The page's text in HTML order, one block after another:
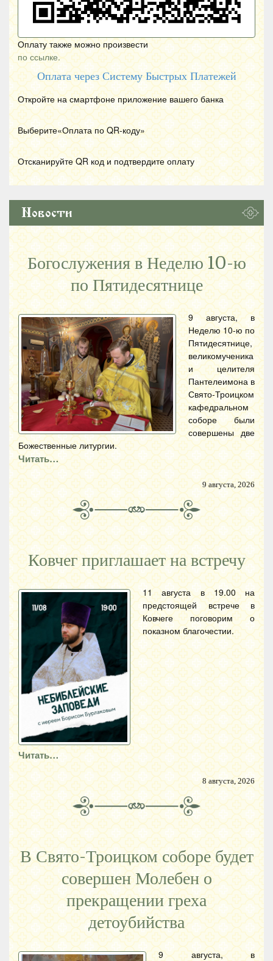
Оплату также можно произвести
по ссылке.
Оплата через Систему Быстрых Платежей
Откройте на смартфоне приложение вашего банка
Выберите«Оплата по QR-коду»
Отсканируйте QR код и подтвердите оплату
Новости
Богослужения в Неделю 10-ю
по Пятидесятнице
9 августа, в
Неделю 10-ю по
Пятидесятнице,
великомученика
и целителя
Пантелеимона в
Свято-Троицком
кафедральном
соборе были
совершены две
Божественные литургии.
Читать…
9 августа, 2026
Ковчег приглашает на встречу
11 августа в 19.00 на
предстоящей встрече в
Ковчеге поговорим о
показном благочестии.
Читать…
8 августа, 2026
В Свято-Троицком соборе будет
совершен Молебен о
прекращении греха
детоубийства
9 августа, в